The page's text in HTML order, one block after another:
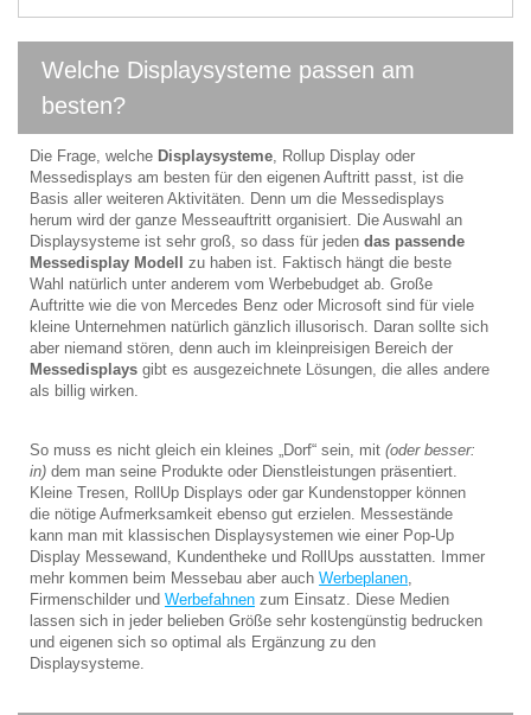
Welche Displaysysteme passen am
besten?
Die Frage, welche Displaysysteme , Rollup Display oder
Messedisplays am besten für den eigenen Auftritt passt, ist die
Basis aller weiteren Aktivitäten. Denn um die Messedisplays
herum wird der ganze Messeauftritt organisiert. Die Auswahl an
Displaysysteme ist sehr groß, so dass für jeden das passende
Messedisplay Modell
zu haben ist. Faktisch hängt die beste
Wahl natürlich unter anderem vom Werbebudget ab. Große
Auftritte wie die von Mercedes Benz oder Microsoft sind für viele
kleine Unternehmen natürlich gänzlich illusorisch. Daran sollte sich
aber niemand stören, denn auch im kleinpreisigen Bereich der
Messedisplays gibt es ausgezeichnete Lösungen, die alles andere
als billig wirken.
So muss es nicht gleich ein kleines „Dorf“ sein, mit (oder besser:
in) dem man seine Produkte oder Dienstleistungen präsentiert.
Kleine Tresen, RollUp Displays oder gar Kundenstopper können
die nötige Aufmerksamkeit ebenso gut erzielen. Messestände
kann man mit klassischen Displaysystemen wie einer Pop-Up
Display Messewand, Kundentheke und RollUps ausstatten. Immer
mehr kommen beim Messebau aber auch Werbeplanen
Firmenschilder und Werbefahnen zum Einsatz. Diese Medien
lassen sich in jeder belieben Größe sehr kostengünstig bedrucken
und eigenen sich so optimal als Ergänzung zu den
Displaysysteme.